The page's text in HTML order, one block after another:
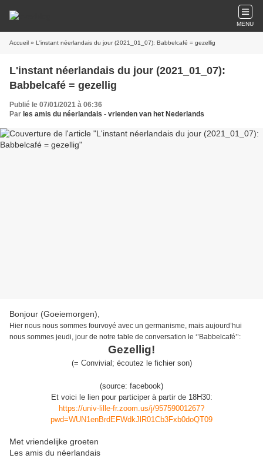
MENU
Accueil » L'instant néerlandais du jour (2021_01_07): Babbelcafé = gezellig
L'instant néerlandais du jour (2021_01_07):
Babbelcafé = gezellig
Publié le 07/01/2021 à 06:36
Par les amis du néerlandais - vrienden van het Nederlands
Bonjour (Goeiemorgen),
Hier nous nous sommes fourvoyé avec un germanisme, mais aujourd’hui
nous sommes jeudi, jour de notre table de conversation le ‘’Babbelcafé’’:
Gezellig!
(= Convivial; écoutez le fichier son)
(source: facebook)
Et voici le lien pour participer à partir de 18H30:
https://univ-lille-fr.zoom.us/j/95759001267?
pwd=WUN1enBrdEFWdkJlR01Cb3Fxb0doQT09
Met vriendelijke groeten
Les amis du néerlandais